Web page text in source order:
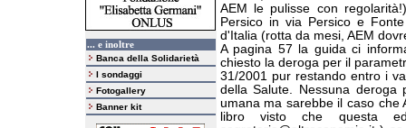
... e inoltre
Banca della Solidarietà
I sondaggi
Fotogallery
Banner kit
AEM le pulisse con
Persico in via Persico e
d'Italia (rotta da mesi, AEM
A pagina 57 la guida ci
chiesto la deroga per il
31/2001 pur restando entro i
della Salute. Nessuna
umana ma sarebbe il caso che
libro visto che questa